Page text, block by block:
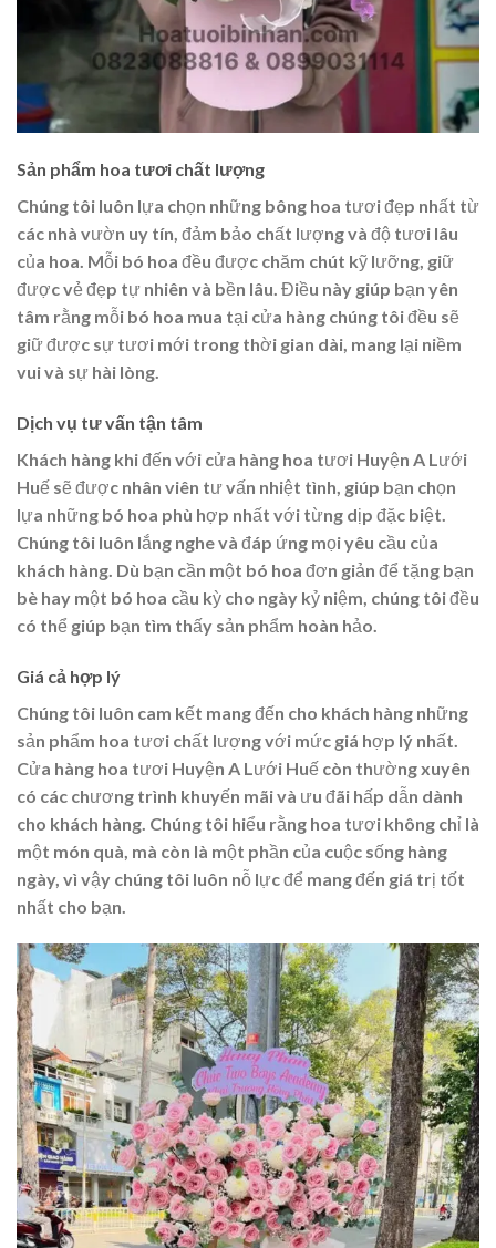
Sản phẩm hoa tươi chất lượng
Chúng tôi luôn lựa chọn những bông hoa tươi đẹp nhất từ
các nhà vườn uy tín, đảm bảo chất lượng và độ tươi lâu
của hoa. Mỗi bó hoa đều được chăm chút kỹ lưỡng, giữ
được vẻ đẹp tự nhiên và bền lâu. Điều này giúp bạn yên
tâm rằng mỗi bó hoa mua tại cửa hàng chúng tôi đều sẽ
giữ được sự tươi mới trong thời gian dài, mang lại niềm
vui và sự hài lòng.
Dịch vụ tư vấn tận tâm
Khách hàng khi đến với cửa hàng hoa tươi Huyện A Lưới
Huế sẽ được nhân viên tư vấn nhiệt tình, giúp bạn chọn
lựa những bó hoa phù hợp nhất với từng dịp đặc biệt.
Chúng tôi luôn lắng nghe và đáp ứng mọi yêu cầu của
khách hàng. Dù bạn cần một bó hoa đơn giản để tặng bạn
bè hay một bó hoa cầu kỳ cho ngày kỷ niệm, chúng tôi đều
có thể giúp bạn tìm thấy sản phẩm hoàn hảo.
Giá cả hợp lý
Chúng tôi luôn cam kết mang đến cho khách hàng những
sản phẩm hoa tươi chất lượng với mức giá hợp lý nhất.
Cửa hàng hoa tươi Huyện A Lưới Huế còn thường xuyên
có các chương trình khuyến mãi và ưu đãi hấp dẫn dành
cho khách hàng. Chúng tôi hiểu rằng hoa tươi không chỉ là
một món quà, mà còn là một phần của cuộc sống hàng
ngày, vì vậy chúng tôi luôn nỗ lực để mang đến giá trị tốt
nhất cho bạn.